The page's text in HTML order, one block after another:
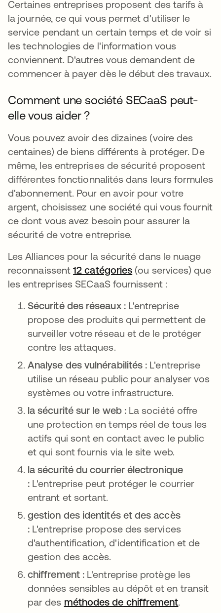
Certaines entreprises proposent des tarifs à
la journée, ce qui vous permet d'utiliser le
service pendant un certain temps et de voir si
les technologies de l'information vous
conviennent. D'autres vous demandent de
commencer à payer dès le début des travaux.
Comment une société SECaaS peut-
elle vous aider ?
Vous pouvez avoir des dizaines (voire des
centaines) de biens différents à protéger. De
même, les entreprises de sécurité proposent
différentes fonctionnalités dans leurs formules
d'abonnement. Pour en avoir pour votre
argent, choisissez une société qui vous fournit
ce dont vous avez besoin pour assurer la
sécurité de votre entreprise.
Les Alliances pour la sécurité dans le nuage
reconnaissent12 catégories s’ouvre dans un
(ou services) que
les entreprises SECaaS fournissent :
Sécurité des réseaux : L'entreprise
propose des produits qui permettent de
surveiller votre réseau et de le protéger
contre les attaques.
Analyse des vulnérabilités : L'entreprise
utilise un réseau public pour analyser vos
systèmes ou votre infrastructure.
la sécurité sur le web : La société offre
une protection en temps réel de tous les
actifs qui sont en contact avec le public
et qui sont fournis via le site web.
la sécurité du courrier électronique
: L'entreprise peut protéger le courrier
entrant et sortant.
gestion des identités et des accès
: L'entreprise propose des services
d'authentification, d'identification et de
gestion des accès.
chiffrement : L'entreprise protège les
données sensibles au dépôt et en transit
par des méthodes de chiffrement.